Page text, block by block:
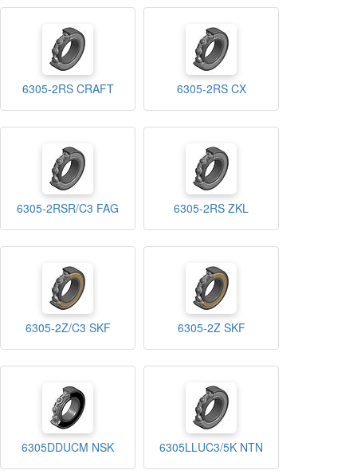
6305-2RS CRAFT 6305-2RS CX
6305-2RSR/C3 FAG 6305-2RS ZKL
6305-2Z/C3 SKF 6305-2Z SKF
6305DDUCM NSK 6305LLUC3/5K NTN